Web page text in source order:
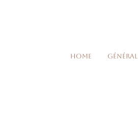
Home Général